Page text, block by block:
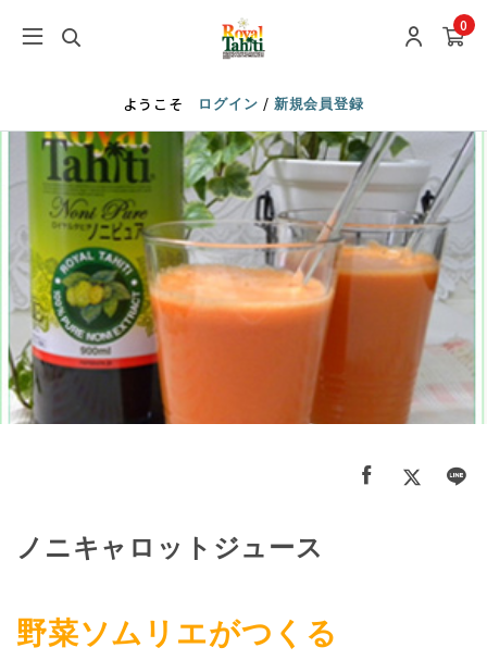
0
ようこそ ログイン/ 新規会員登録
ノニキャロットジュース
野菜ソムリエがつくる